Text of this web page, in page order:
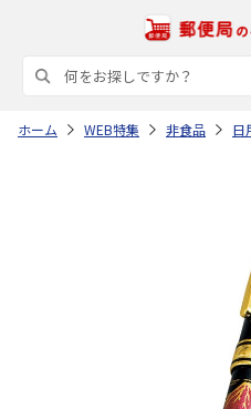
ホーム WEB特集 非食品 日